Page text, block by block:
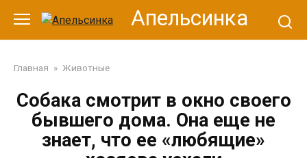
контенту
Апельсинка
Главная » Животные
Собака смотрит в окно своего
бывшего дома. Она еще не
знает, что ее «любящие»